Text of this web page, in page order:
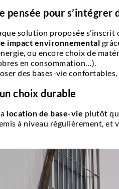
pensée pour s’intégrer
solution proposée s’inscrit
impact environnemental
ou encore choix de
en consommation…).
des bases-vie
choix durable
location de base-vie plutôt
à niveau régulièrement, et